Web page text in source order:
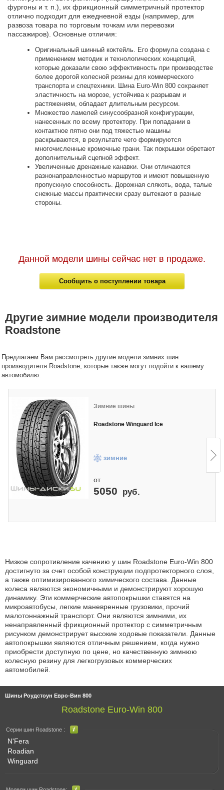
Шины Роудстоун Евро-Вин 800
Roadstone Euro-Win 800
Серии шин Roadstone :
N'Fera
Roadian
Winguard
фургоны и т. п.), их фрикционный симметричный протектор
отлично подходит для ежедневной езды (например, для
развоза товара по торговым точкам или перевозки
пассажиров). Основные отличия:
Оригинальный шинный коктейль. Его формула создана с
применением методик и технологических концепций,
которые доказали свою эффективность при производстве
более дорогой колесной резины для коммерческого
транспорта и спецтехники. Шина Euro-Win 800 сохраняет
эластичность на морозе, устойчива к разрывам и
растяжениям, обладает длительным ресурсом.
Множество ламелей синусообразной конфигурации,
нанесенных по всему протектору. При попадании в
контактное пятно они под тяжестью машины
раскрываются, в результате чего формируются
многочисленные кромочные грани. Так покрышки обретают
дополнительный сцепной эффект.
Увеличенные дренажные канавки. Они отличаются
разнонаправленностью маршрутов и имеют повышенную
пропускную способность. Дорожная слякоть, вода, талые
снежные массы практически сразу вытекают в разные
стороны.
Данной модели шины сейчас нет в продаже.
Сообщить о поступлении товара
Другие зимние модели производителя
Roadstone
Предлагаем Вам рассмотреть другие модели зимних шин
производителя Roadstone, которые также могут подойти к вашему
автомобилю.
Зимние шины
Roadstone Winguard Ice
зимние
от
5050 руб.
Низкое сопротивление качению у шин Roadstone Euro-Win 800
достигнуто за счет особой конструкции подпротекторного слоя,
а также оптимизированного химического состава. Данные
колеса являются экономичными и демонстрируют хорошую
динамику. Эти коммерческие автопокрышки ставятся на
микроавтобусы, легкие маневренные грузовики, прочий
малотоннажный транспорт. Они являются зимними, их
ненаправленный фрикционный протектор с симметричным
рисунком демонстрирует высокие ходовые показатели. Данные
автопокрышки являются отличным решением, когда нужно
приобрести доступную по цене, но качественную зимнюю
колесную резину для легкогрузовых коммерческих
автомобилей.